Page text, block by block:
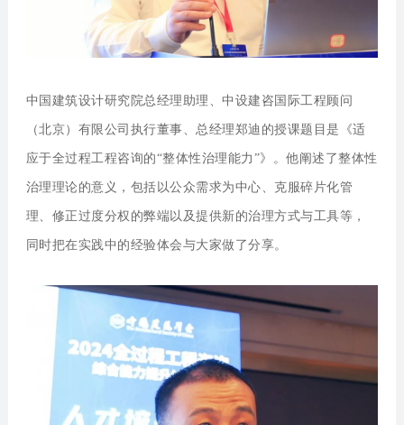
中国建筑设计研究院总经理助理、中设建咨国际工程顾问
（北京）有限公司执行董事、总经理郑迪 的授课题目是《适
应于全过程工程咨询的“整体性治理能力”》。他阐述了整体性
治理理论的意义，包括以公众需求为中心、克服碎片化管
理、修正过度分权的弊端以及提供新的治理方式与工具等，
同时把在实践中的经验体会与大家做了分享。